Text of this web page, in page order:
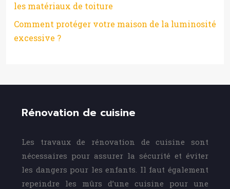
les matériaux de toiture
Comment protéger votre maison de la luminosité
excessive ?
Rénovation de cuisine
Les travaux de rénovation de cuisine sont
nécessaires pour assurer la sécurité et éviter
les dangers pour les enfants. Il faut également
repeindre les mûrs d’une cuisine pour une